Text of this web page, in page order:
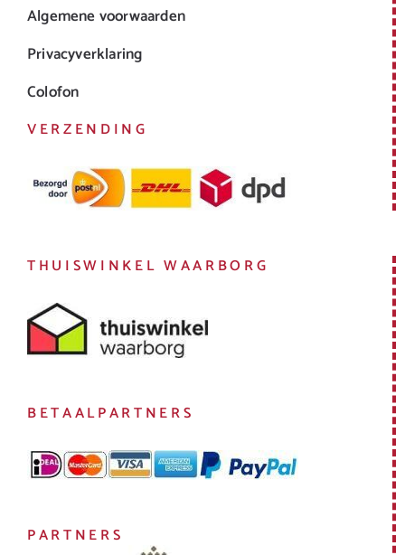
Algemene voorwaarden
Privacyverklaring
Colofon
VERZENDING
THUISWINKEL WAARBORG
BETAALPARTNERS
PARTNERS